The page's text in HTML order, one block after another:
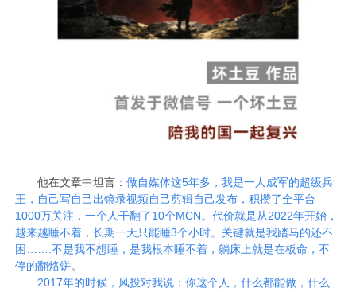
他在文章中坦言：做自媒体这5年多，我是一人成军的超级兵
王，自己写自己出镜录视频自己剪辑自己发布，积攒了全平台
1000万关注，一个人干翻了10个MCN。代价就是从2022年开始，
越来越睡不着，长期一天只能睡3个小时。关键就是我踏马的还不
困…….不是我不想睡，是我根本睡不着，躺床上就是在板命，不
停的翻烙饼。
2017年的时候，风投对我说：你这个人，什么都能做，什么